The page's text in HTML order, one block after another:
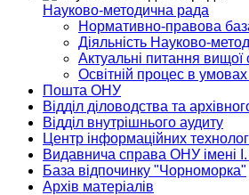
Науково-методична рада
Нормативно-правова
Діяльність Науково-
Актуальні питання вищої
Освітній процес в
Пошта ОНУ
Відділ діловодства та
Відділ внутрішнього аудиту
Центр інформаційних
Видавнича справа ОНУ імені
База відпочинку "Чорноморка"
Архів матеріалів